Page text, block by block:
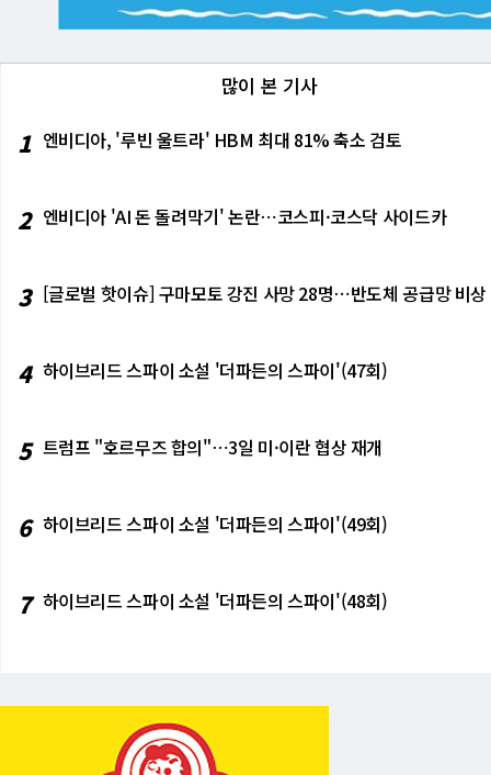
많이 본 기사
1 엔비디아, '루빈 울트라' HBM 최대 81% 축소 검토
2 엔비디아 'AI 돈 돌려막기' 논란⋯코스피·코스닥 사이드카
3 [글로벌 핫이슈] 구마모토 강진 사망 28명⋯반도체 공급망 비상
4 하이브리드 스파이 소설 '더파든의 스파이'(47회)
5 트럼프 "호르무즈 합의"⋯3일 미·이란 협상 재개
6 하이브리드 스파이 소설 '더파든의 스파이'(49회)
7 하이브리드 스파이 소설 '더파든의 스파이'(48회)